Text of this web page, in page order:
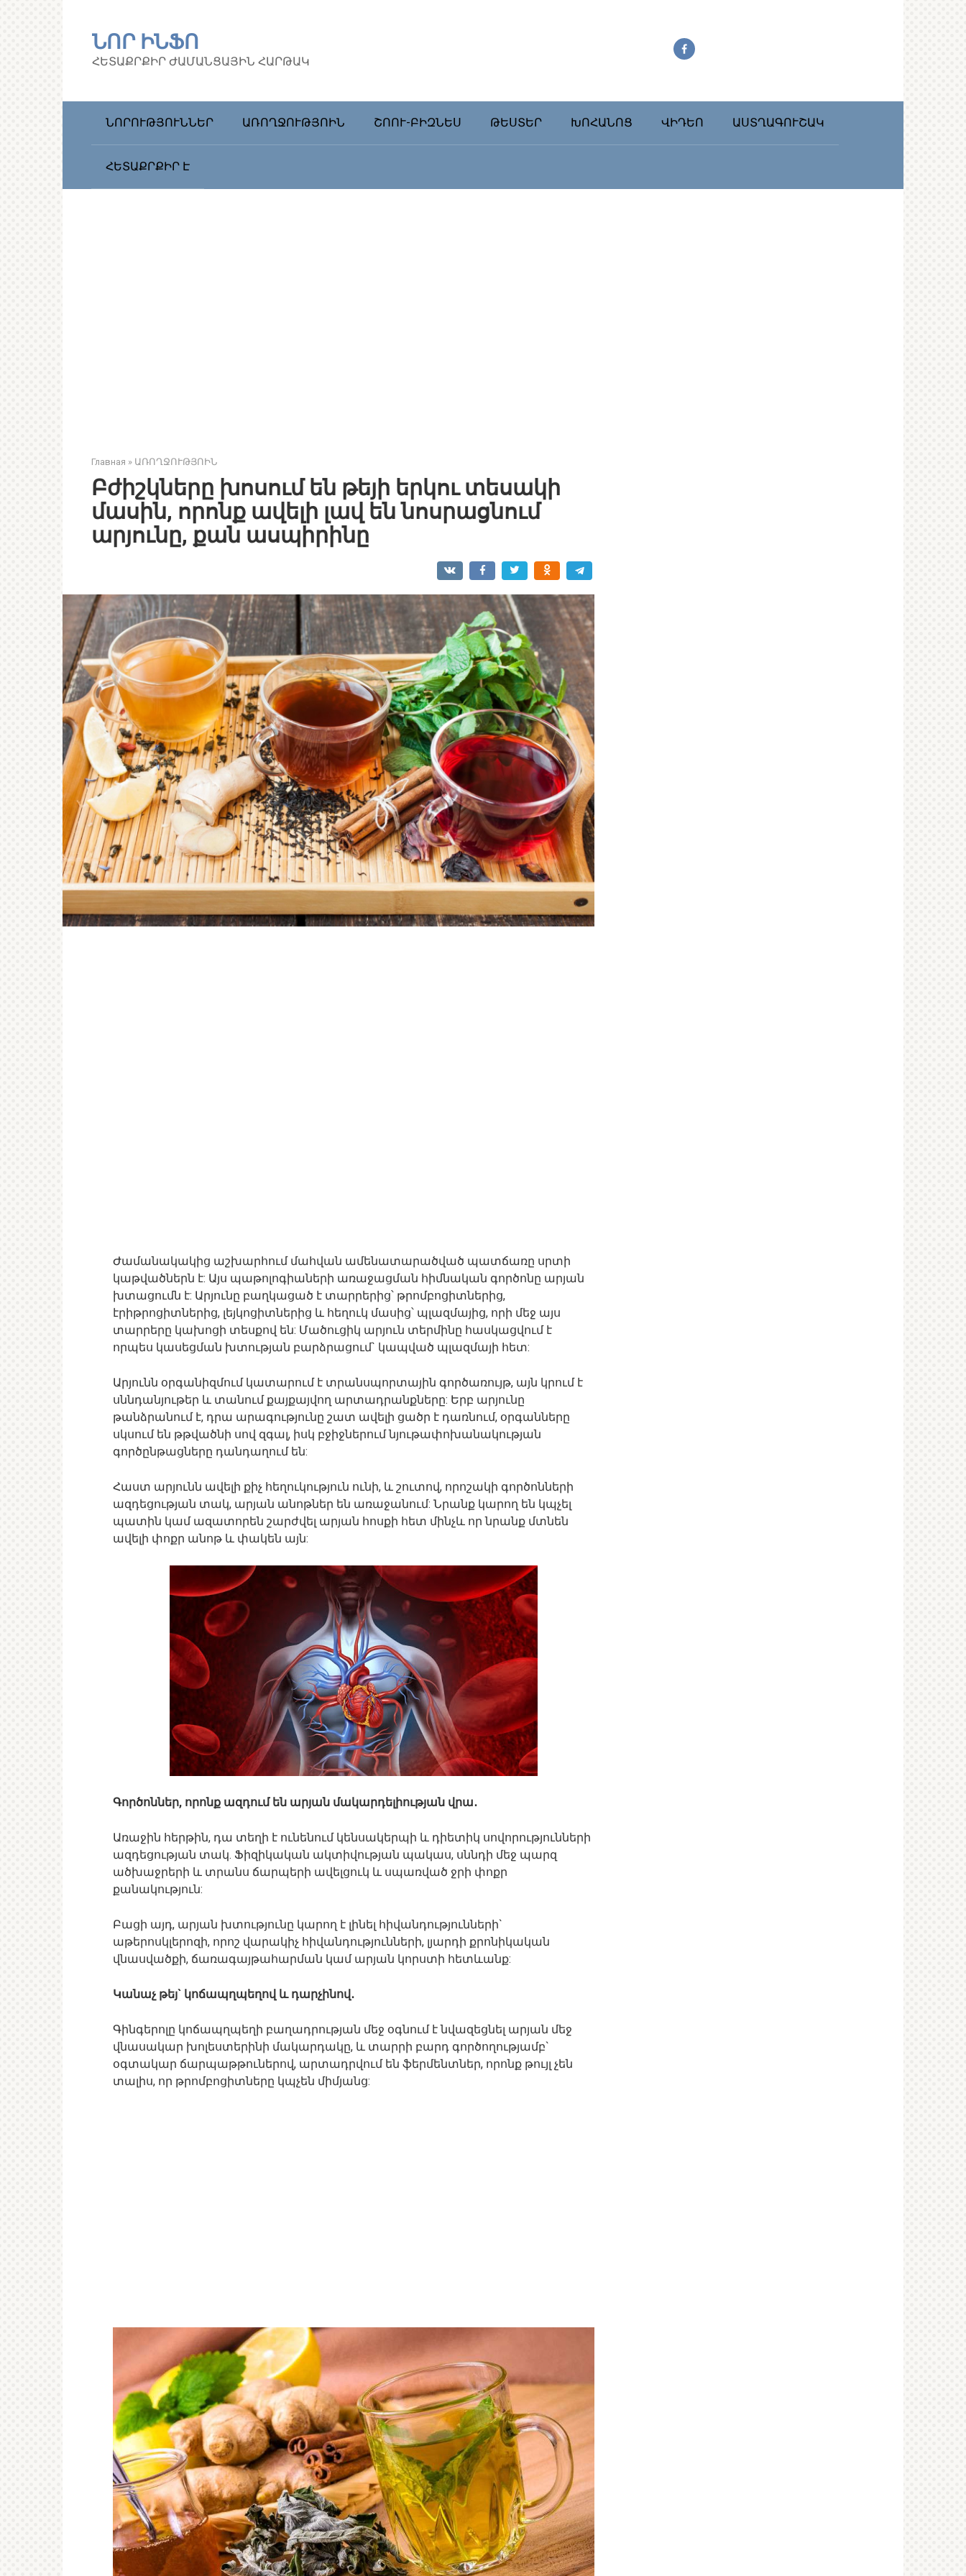
ՆՈՐ ԻՆՖՈ
ՀԵՏԱՔՐՔԻՐ ԺԱՄԱՆՑԱՅԻՆ ՀԱՐԹԱԿ
ՆՈՐՈՒԹՅՈՒՆՆԵՐ ԱՌՈՂՋՈՒԹՅՈԻՆ ՇՈՈՒ-ԲԻԶՆԵՍ ԹԵՍՏԵՐ ԽՈՀԱՆՈՑ ՎԻԴԵՈ ԱՍՏՂԱԳՈՒՇԱԿ
ՀԵՏԱՔՐՔԻՐ Է
Главная » ԱՌՈՂՋՈՒԹՅՈԻՆ
Բժիշկները խոսում են թեյի երկու տեսակի
մասին, որոնք ավելի լավ են նոսրացնում
արյունը, քան ասպիրինը
Ժամանակակից աշխարհում մահվան ամենատարածված պատճառը սրտի
կաթվածներն է: Այս պաթոլոգիաների առաջացման հիմնական գործոնը արյան
խտացումն է: Արյունը բաղկացած է տարրերից՝ թրոմբոցիտներից,
էրիթրոցիտներից, լեյկոցիտներից և հեղուկ մասից՝ պլազմայից, որի մեջ այս
տարրերը կախոցի տեսքով են: Մածուցիկ արյուն տերմինը հասկացվում է
որպես կասեցման խտության բարձրացում` կապված պլազմայի հետ:
Արյունն օրգանիզմում կատարում է տրանսպորտային գործառույթ, այն կրում է
սննդանյութեր և տանում քայքայվող արտադրանքները: Երբ արյունը
թանձրանում է, դրա արագությունը շատ ավելի ցածր է դառնում, օրգանները
սկսում են թթվածնի սով զգալ, իսկ բջիջներում նյութափոխանակության
գործընթացները դանդաղում են:
Հաստ արյունն ավելի քիչ հեղուկություն ունի, և շուտով, որոշակի գործոնների
ազդեցության տակ, արյան անոթներ են առաջանում: Նրանք կարող են կպչել
պատին կամ ազատորեն շարժվել արյան հոսքի հետ մինչև որ նրանք մտնեն
ավելի փոքր անոթ և փակեն այն:
Գործոններ, որոնք ազդում են արյան մակարդելիության վրա․
Առաջին հերթին, դա տեղի է ունենում կենսակերպի և դիետիկ սովորությունների
ազդեցության տակ. Ֆիզիկական ակտիվության պակաս, սննդի մեջ պարզ
ածխաջրերի և տրանս ճարպերի ավելցուկ և սպառված ջրի փոքր
քանակություն:
Բացի այդ, արյան խտությունը կարող է լինել հիվանդությունների`
աթերոսկլերոզի, որոշ վարակիչ հիվանդությունների, լյարդի քրոնիկական
վնասվածքի, ճառագայթահարման կամ արյան կորստի հետևանք:
Կանաչ թեյ` կոճապղպեղով և դարչինով․
Գինգերոլը կոճապղպեղի բաղադրության մեջ օգնում է նվազեցնել արյան մեջ
վնասակար խոլեստերինի մակարդակը, և տարրի բարդ գործողությամբ`
օգտակար ճարպաթթուներով, արտադրվում են ֆերմենտներ, որոնք թույլ չեն
տալիս, որ թրոմբոցիտները կպչեն միմյանց: